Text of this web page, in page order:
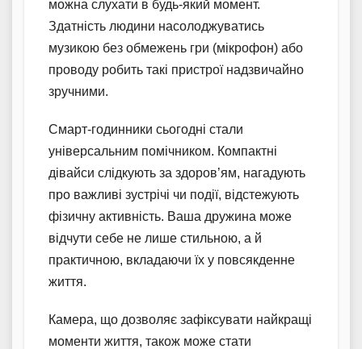
можна слухати в будь-який момент.
Здатність людини насолоджуватись
музикою без обмежень гри (мікрофон) або
проводу робить такі пристрої надзвичайно
зручними.
Смарт-годинники сьогодні стали
універсальним помічником. Компактні
дівайси слідкують за здоров’ям, нагадують
про важливі зустрічі чи події, відстежують
фізичну активність. Ваша дружина може
відчути себе не лише стильною, а й
практичною, вкладаючи їх у повсякденне
життя.
Камера, що дозволяє зафіксувати найкращі
моменти життя, також може стати